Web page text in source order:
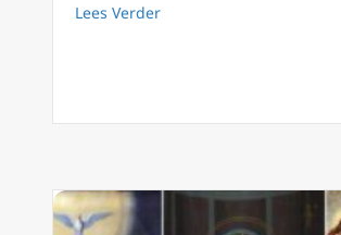
Lees Verderabout Een exorcist